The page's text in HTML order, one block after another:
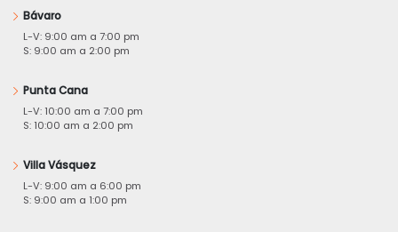
Bávaro
L-V: 9:00 am a 7:00 pm
S: 9:00 am a 2:00 pm
Punta Cana
L-V: 10:00 am a 7:00 pm
S: 10:00 am a 2:00 pm
Villa Vásquez
L-V: 9:00 am a 6:00 pm
S: 9:00 am a 1:00 pm